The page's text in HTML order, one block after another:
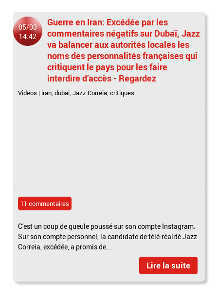
05/03
14:42
Guerre en Iran: Excédée par les
commentaires négatifs sur Dubaï, Jazz
va balancer aux autorités locales les
noms des personnalités françaises qui
critiquent le pays pour les faire
interdire d’accès - Regardez
Vidéos | iran,dubai,Jazz Correia,critiques
11 commentaires
C'est un coup de gueule poussé sur son compte Instagram.
Sur son compte personnel, la candidate de télé-réalité Jazz
Correia, excédée, a promis de...
Lire la suite